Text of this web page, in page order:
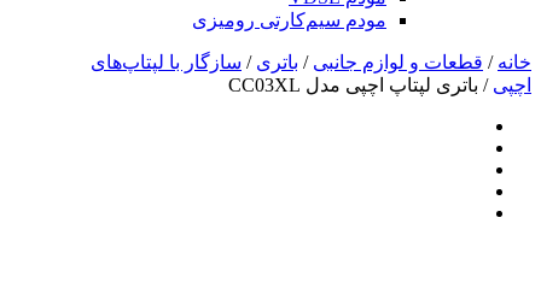
مودم سیم‌کارتی رومیزی
خانه / قطعات و لوازم جانبی / باتری / سازگار با لپتاپ‌های
اچپی / باتری لپتاپ اچپی مدل CC03XL